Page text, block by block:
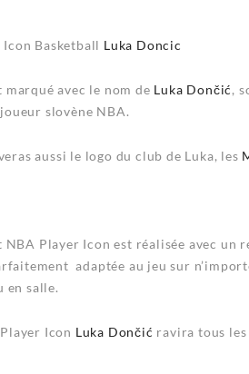
Basketball Luka Doncic
avec le nom de Luka Dončić,
slovène NBA.
aussi le logo du club de Luka, les
Player Icon est réalisée avec un
adaptée au jeu sur
en salle.
Icon Luka Dončić ravira tous les